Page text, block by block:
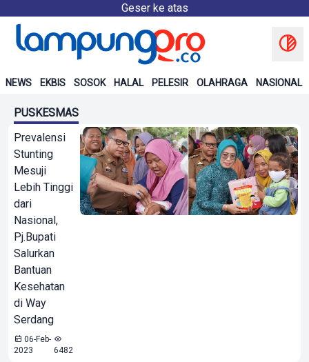
Geser ke atas
NEWS EKBIS SOSOK HALAL PELESIR OLAHRAGA NASIONAL
PUSKESMAS
Prevalensi
Stunting
Mesuji
Lebih Tinggi
dari
Nasional,
Pj.Bupati
Salurkan
Bantuan
Kesehatan
di Way
Serdang
06-Feb-
2023
6482